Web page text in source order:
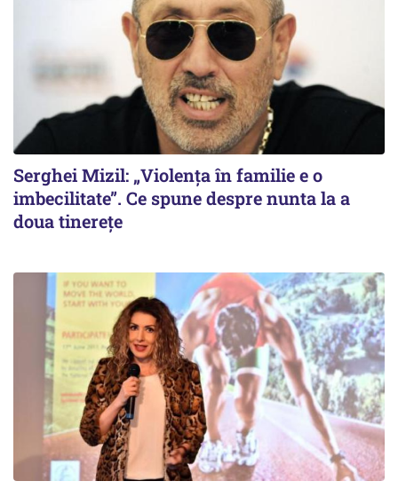
Serghei Mizil: „Violența în familie e o
imbecilitate”. Ce spune despre nunta la a
doua tinerețe